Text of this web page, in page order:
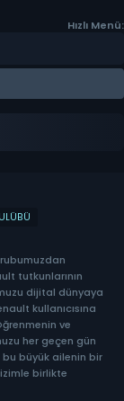
Hızlı Menü:
tutkunlarının
dijital dünyaya
kullanıcısına
ve
her geçen gün
bu büyük ailenin bir
birlikte